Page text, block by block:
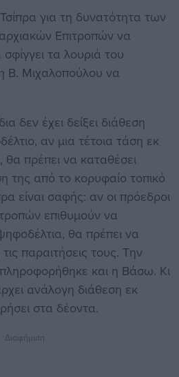
για τη δυνατότητα των
Επιτροπών να
τα λουριά του
Β. Μιχαλοπούλου να
δεν έχει δείξει διάθεση
αν μια τέτοια τάση εκ
πρέπει να καταθέσει
της από το κορυφαίο τοπικό
είναι σαφής: αν οι πρόεδροι
επιθυμούν να
θα πρέπει να
παραιτήσεις τους. Την
και η Βάσω. Κι
ανάλογη διάθεση εκ
στα δέοντα.
Διαφήμιση